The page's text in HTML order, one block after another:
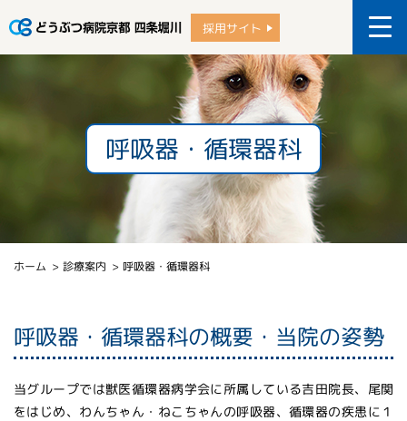
採用サイト
呼吸器・循環器科
ホーム 診療案内 呼吸器・循環器科
呼吸器・循環器科の概要・当院の姿勢
当グループでは獣医循環器病学会に所属している吉田院長、尾関
をはじめ、わんちゃん・ねこちゃんの呼吸器、循環器の疾患に１